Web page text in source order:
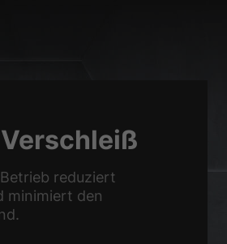
reduziert
minimiert den